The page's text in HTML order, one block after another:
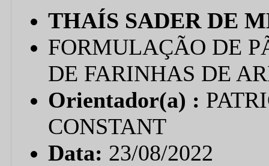
THAÍS SADER DE
FORMULAÇÃO DE
DE FARINHAS DE
Orientador(a) :
CONSTANT
Data: 23/08/2022